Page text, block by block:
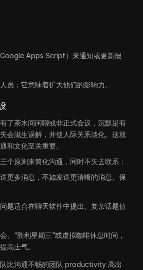
Apps Script）来通知或更新报
员；它意味着扩大他们的影响力。
了茶水间闲聊或非正式会议，沉默是有
会滋生误解，并使人际关系淡化。这就
和文化至关重要。
个原则来简化沟通，同时不失去联系：
更多消息，不如发送更清晰的消息。保
题适合在聊天软件中提出。复杂话题值
、“胜利星期三”或虚拟咖啡休息时间，
高士气。
比沟通不畅的团队 productivity 高出